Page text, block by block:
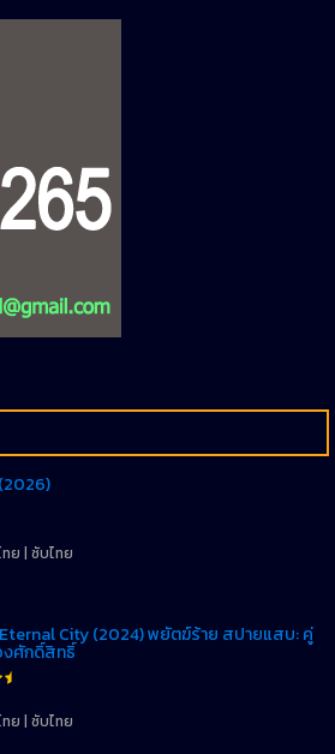
ย | ซับไทย
City (2024) พยัตฆ์ร้าย สปายแสบ: คู่
งศักดิ์สิทธิ์
ย | ซับไทย